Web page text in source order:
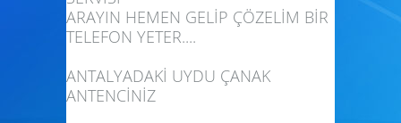
ARAYIN HEMEN GELİP ÇÖZELİM BİR
TELEFON YETER....
ANTALYADAKİ UYDU ÇANAK
ANTENCİNİZ